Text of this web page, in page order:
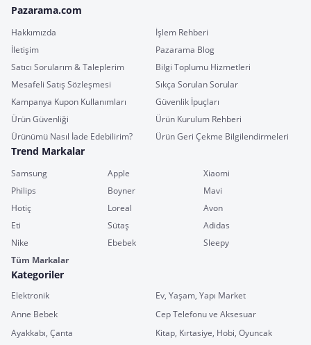
Pazarama.com
Hakkımızda
İşlem Rehberi
İletişim
Pazarama Blog
Satıcı Sorularım & Taleplerim
Bilgi Toplumu Hizmetleri
Mesafeli Satış Sözleşmesi
Sıkça Sorulan Sorular
Kampanya Kupon Kullanımları
Güvenlik İpuçları
Ürün Güvenliği
Ürün Kurulum Rehberi
Ürünümü Nasıl İade Edebilirim?
Ürün Geri Çekme Bilgilendirmeleri
Trend Markalar
Samsung Apple
Xiaomi
Philips
Boyner
Mavi
Hotiç
Loreal
Avon
Eti
Sütaş
Adidas
Nike
Ebebek
Sleepy
Tüm Markalar
Kategoriler
Elektronik
Ev, Yaşam, Yapı Market
Anne Bebek
Cep Telefonu ve Aksesuar
Ayakkabı, Çanta
Kitap, Kırtasiye, Hobi, Oyuncak